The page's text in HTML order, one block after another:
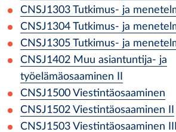
CNSJ1303 Tutkimus- ja
CNSJ1304 Tutkimus- ja
CNSJ1305 Tutkimus- ja
CNSJ1402 Muu asiantuntija- ja
työelämäosaaminen II
CNSJ1500 Viestintäosaaminen
CNSJ1502 Viestintäosaaminen II
CNSJ1503 Viestintäosaaminen III